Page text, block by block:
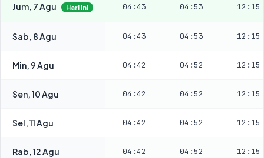
Jum, 7 Agu Hari ini 04:43 04:53 12:15
Sab, 8 Agu 04:43 04:53 12:15
Min, 9 Agu 04:42 04:52 12:15
Sen, 10 Agu 04:42 04:52 12:15
Sel, 11 Agu 04:42 04:52 12:15
Rab, 12 Agu 04:42 04:52 12:15